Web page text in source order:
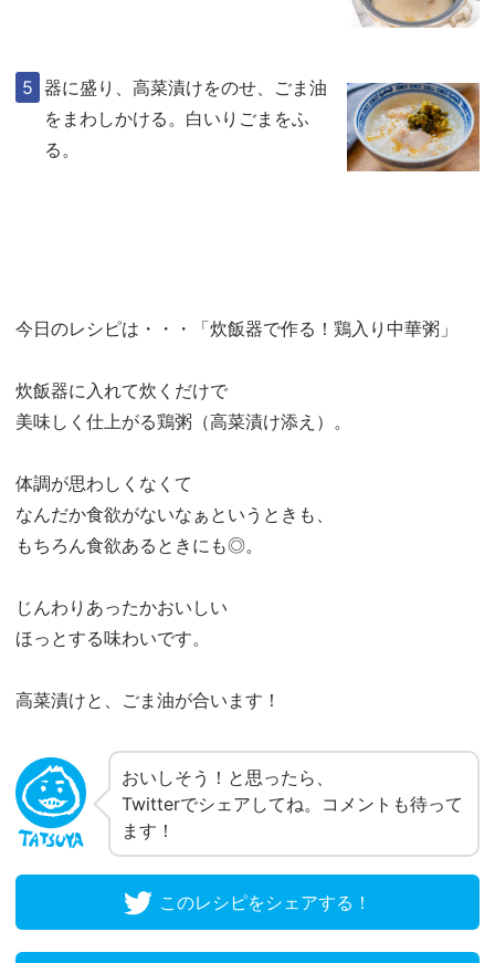
器に盛り、高菜漬けをのせ、ごま油
をまわしかける。白いりごまをふ
る。
今日のレシピは・・・「炊飯器で作る！鶏入り中華粥」
炊飯器に入れて炊くだけで
美味しく仕上がる鶏粥（高菜漬け添え）。
体調が思わしくなくて
なんだか食欲がないなぁというときも、
もちろん食欲あるときにも◎。
じんわりあったかおいしい
ほっとする味わいです。
高菜漬けと、ごま油が合います！
おいしそう！と思ったら、
Twitterでシェアしてね。コメントも待って
ます！
このレシピをシェアする！